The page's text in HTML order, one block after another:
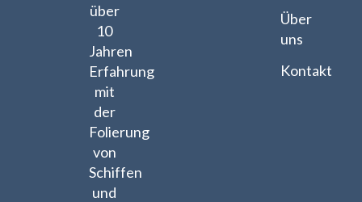
über
10
Jahren
Erfahrung
mit
der
Folierung
von
Schiffen
und
Über
uns
Kontakt